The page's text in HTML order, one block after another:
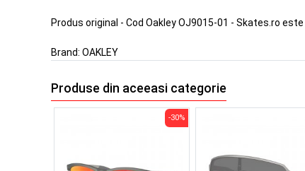
Produs original - Cod Oakley OJ9015-01 - Skates.ro
Brand: OAKLEY
Produse din aceeasi categorie
-30%